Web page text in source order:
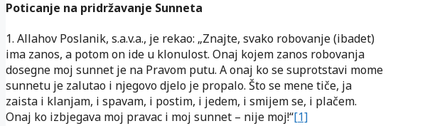
Poticanje na pridržavanje Sunneta
1. Allahov Poslanik, s.a.v.a., je rekao: „Znajte, svako robovanje (ibadet)
ima zanos, a potom on ide u klonulost. Onaj kojem zanos robovanja
dosegne moj sunnet je na Pravom putu. A onaj ko se suprotstavi mome
sunnetu je zalutao i njegovo djelo je propalo. Što se mene tiče, ja
zaista i klanjam, i spavam, i postim, i jedem, i smijem se, i plačem.
Onaj ko izbjegava moj pravac i moj sunnet – nije moj!“[1]